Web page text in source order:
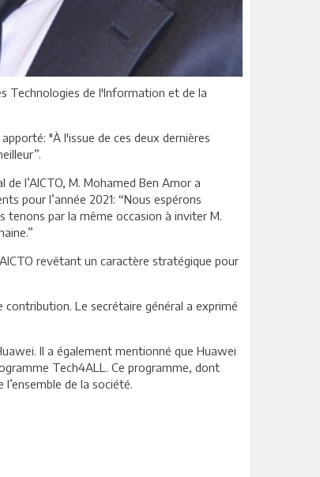
Technologies de l'Information et de la
"À l'issue de ces deux dernières
l’AICTO, M. Mohamed Ben Amor a
pour l’année 2021: “Nous espérons
par la même occasion à inviter M.
revêtant un caractère stratégique pour
Le secrétaire général a exprimé
Il a également mentionné que Huawei
Tech4ALL. Ce programme, dont
de la société.